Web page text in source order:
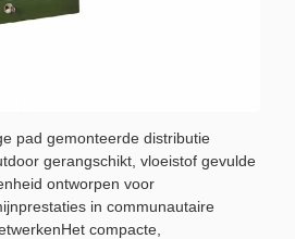
pad gemonteerde distributie
gerangschikt, vloeistof gevulde
ontworpen voor
in communautaire
compacte,